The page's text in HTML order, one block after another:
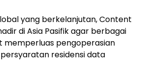
yang berkelanjutan, Content
di Asia Pasifik agar berbagai
memperluas pengoperasian
residensi data